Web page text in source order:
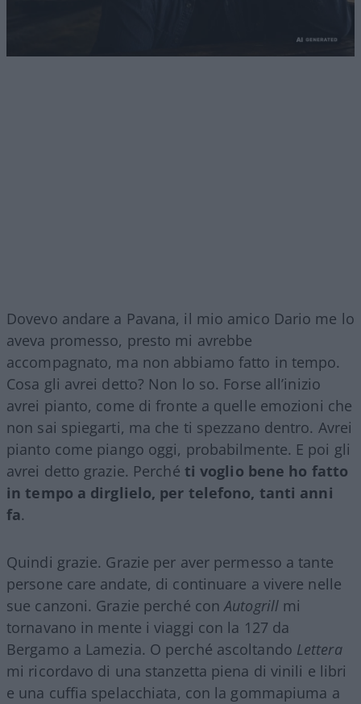
Dovevo andare a Pavana, il mio amico Dario me lo
aveva promesso, presto mi avrebbe
accompagnato, ma non abbiamo fatto in tempo.
Cosa gli avrei detto? Non lo so. Forse all’inizio
avrei pianto, come di fronte a quelle emozioni che
non sai spiegarti, ma che ti spezzano dentro. Avrei
pianto come piango oggi, probabilmente. E poi gli
avrei detto grazie. Perché ti voglio bene ho fatto
in tempo a dirglielo, per telefono, tanti anni
fa.
Quindi grazie. Grazie per aver permesso a tante
persone care andate, di continuare a vivere nelle
sue canzoni. Grazie perché conAutogrill mi
tornavano in mente i viaggi con la 127 da
Bergamo a Lamezia. O perché ascoltando Lettera
mi ricordavo di una stanzetta piena di vinili e libri
e una cuffia spelacchiata, con la gommapiuma a